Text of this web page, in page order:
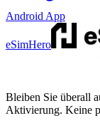
Android App
eSimHero
Bleiben Sie überall
Aktivierung. Keine